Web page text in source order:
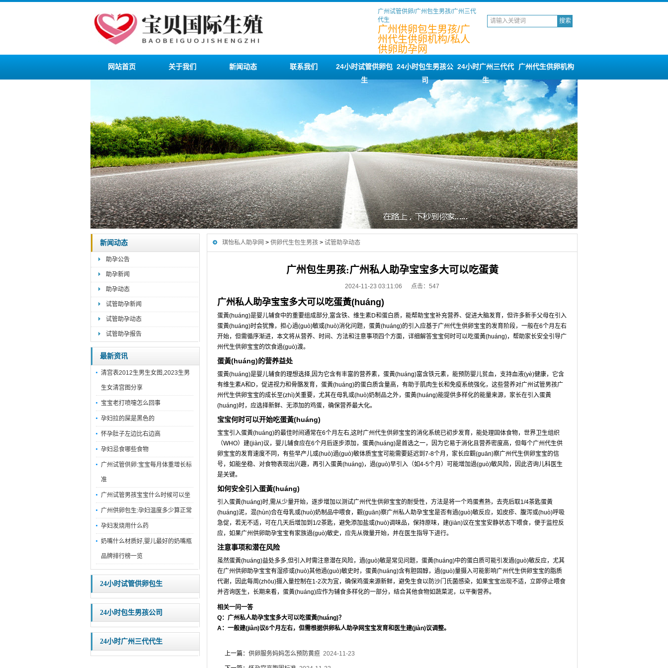
广州试管供卵/广州包生男孩/广州三代
代生
广州供卵包生男孩/广
州代生供卵机构/私人
供卵助孕网
网站首页 关于我们 新闻动态 联系我们
24小时试管供卵包
生
24小时包生男孩公
司
24小时广州三代代
生
广州代生供卵机构
新闻动态
助孕公告
助孕新闻
助孕动态
试管助孕新闻
试管助孕动态
试管助孕报告
最新资讯
清宫表2012生男生女图,2023生男
生女清宫图分享
宝宝老打喷嚏怎么回事
孕妇拉的屎是黑色的
怀孕肚子左边比右边高
孕妇忌食哪些食物
广州试管供卵:宝宝每月体重增长标
准
广州试管男孩宝宝什么时候可以坐
广州供卵包生:孕妇温度多少算正常
孕妇发烧用什么药
奶嘴什么材质好,婴儿最好的奶嘴瓶
品牌排行榜一览
24小时试管供卵包生
24小时包生男孩公司
24小时广州三代代生
琪怡私人助孕网 > 供卵代生包生男孩 > 试管助孕动态
广州包生男孩:广州私人助孕宝宝多大可以吃蛋黄
2024-11-23 03:11:06 点击：547
广州私人助孕宝宝多大可以吃蛋黃(huáng)
蛋黃(huáng)是婴儿辅食中的重要组成部分,富含铁、维生素D和蛋白质，能帮助宝宝补充营养、促进大脑发育，但许多新手父母在引入
蛋黃(huáng)时会犹豫，担心過(guò)敏或(huò)消化问题，蛋黃(huáng)的引入应基于广州代生供卵宝宝的发育阶段，一般在6个月左右
开始，但需循序渐进，本文将从营养、时间、方法和注意事项四个方面，详细解答宝宝何时可以吃蛋黃(huáng)，帮助家长安全引导广
州代生供卵宝宝的饮食過(guò)渡。
蛋黃(huáng)的营养益处
蛋黃(huáng)是婴儿辅食的理想选择,因为它含有丰富的营养素，蛋黃(huáng)富含铁元素，能预防婴儿贫血，支持血液(yè)健康，它含
有维生素A和D，促进视力和骨骼发育，蛋黃(huáng)的蛋白质含量高，有助于肌肉生长和免疫系统强化，这些营养对广州试管男孩广
州代生供卵宝宝的成长至(zhì)关重要，尤其在母乳或(huò)奶制品之外，蛋黃(huáng)能提供多样化的能量来源，家长在引入蛋黃
(huáng)时，应选择新鲜、无添加的鸡蛋，确保营养最大化。
宝宝何时可以开始吃蛋黃(huáng)
宝宝引入蛋黃(huáng)的最佳时间通常在6个月左右,这时广州代生供卵宝宝的消化系统已初步发育，能处理固体食物，世界卫生组织
（WHO）建(jiàn)议，婴儿辅食应在6个月后逐步添加，蛋黃(huáng)是首选之一，因为它易于消化且营养密度高，但每个广州代生供
卵宝宝的发育速度不同，有些早产儿或(huò)過(guò)敏体质宝宝可能需要延迟到7-8个月，家长应觀(guān)察广州代生供卵宝宝的信
号，如能坐稳、对食物表现出兴趣，再引入蛋黃(huáng)，過(guò)早引入（如4-5个月）可能增加過(guò)敏风险，因此咨询儿科医生
是关键。
如何安全引入蛋黃(huáng)
引入蛋黃(huáng)时,需从少量开始，逐步增加以测试广州代生供卵宝宝的耐受性，方法是将一个鸡蛋煮熟，去壳后取1/4茶匙蛋黃
(huáng)泥，混(hùn)合在母乳或(huò)奶制品中喂食，觀(guān)察广州私人助孕宝宝是否有過(guò)敏反应，如皮疹、腹泻或(huò)呼吸
急促，若无不适，可在几天后增加到1/2茶匙，避免添加盐或(huò)调味品，保持原味，建(jiàn)议在宝宝安静状态下喂食，便于监控反
应，如果广州供卵助孕宝宝有家族過(guò)敏史，应先从微量开始，并在医生指导下进行。
注意事项和潜在风险
虽然蛋黃(huáng)益处多多,但引入时需注意潜在风险，過(guò)敏是常见问题，蛋黃(huáng)中的蛋白质可能引发過(guò)敏反应，尤其
在广州供卵助孕宝宝有湿疹或(huò)其他過(guò)敏史时，蛋黃(huáng)含有胆固醇，過(guò)量摄入可能影响广州代生供卵宝宝的脂质
代谢，因此每周(zhōu)摄入量控制在1-2次为宜，确保鸡蛋来源新鲜，避免生食以防沙门氏菌感染，如果宝宝出现不适，立即停止喂食
并咨询医生，长期来看，蛋黃(huáng)应作为辅食多样化的一部分，结合其他食物如蔬菜泥，以平衡营养。
相关一问一答
Q：广州私人助孕宝宝多大可以吃蛋黃(huáng)？
A：一般建(jiàn)议6个月左右，但需根据供卵私人助孕网宝宝发育和医生建(jiàn)议调整。
上一篇： 供卵服务妈妈怎么预防黄疸 2024-11-23